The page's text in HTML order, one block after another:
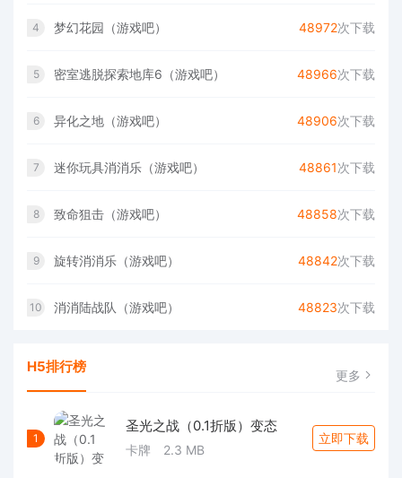
4 梦幻花园（游戏吧） 48972次下载
5 密室逃脱探索地库6（游戏吧） 48966次下载
6 异化之地（游戏吧） 48906次下载
7 迷你玩具消消乐（游戏吧） 48861次下载
8 致命狙击（游戏吧） 48858次下载
9 旋转消消乐（游戏吧） 48842次下载
10 消消陆战队（游戏吧） 48823次下载
H5排行榜 更多
1
圣光之战（0.1折版）变态
卡牌 2.3 MB
立即下载